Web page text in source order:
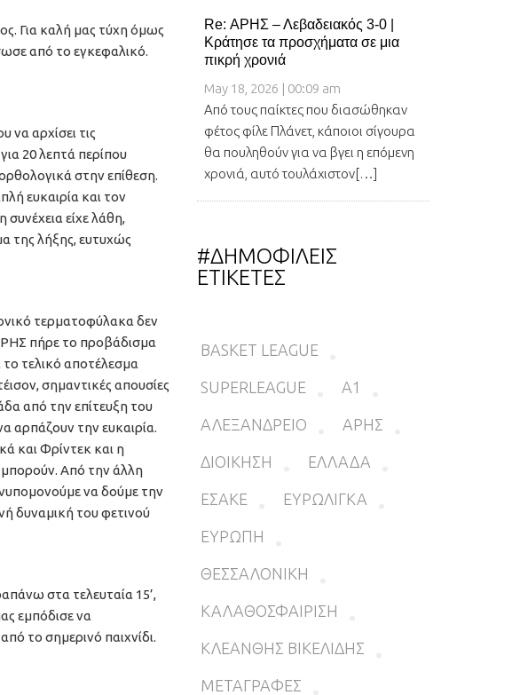
Για καλή μας τύχη όμως
από το εγκεφαλικό.
αρχίσει τις
20 λεπτά περίπου
στην επίθεση.
ευκαιρία και τον
είχε λάθη,
της λήξης, ευτυχώς
τερματοφύλακα δεν
πήρε το προβάδισμα
τελικό αποτέλεσμα
σημαντικές απουσίες
από την επίτευξη του
αρπάζουν την ευκαιρία.
και Φρίντεκ και η
μπορούν. Από την άλλη
να δούμε την
δυναμική του φετινού
στα τελευταία 15’,
εμπόδισε να
το σημερινό παιχνίδι.
Re: ΑΡΗΣ – Λεβαδειακός 3-0 |
Κράτησε τα προσχήματα σε μια
πικρή χρονιά
May 18, 2026 | 00:09 am
Από τους παίκτες που διασώθηκαν
φέτος φίλε Πλάνετ, κάποιοι σίγουρα
θα πουληθούν για να βγει η επόμενη
χρονιά, αυτό τουλάχιστον[…]
#ΔΗΜΟΦΙΛΕΙΣ
ΕΤΙΚΕΤΕΣ
BASKET LEAGUE
SUPERLEAGUE Α1
ΑΛΕΞΑΝΔΡΕΙΟ ΑΡΗΣ
ΔΙΟΙΚΗΣΗ ΕΛΛΑΔΑ
ΕΣΑΚΕ ΕΥΡΩΛΙΓΚΑ
ΕΥΡΩΠΗ
ΘΕΣΣΑΛΟΝΙΚΗ
ΚΑΛΑΘΟΣΦΑΙΡΙΣΗ
ΚΛΕΑΝΘΗΣ ΒΙΚΕΛΙΔΗΣ
ΜΕΤΑΓΡΑΦΕΣ